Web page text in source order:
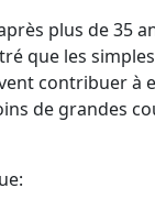
plus de 35
que les
contribuer à
de grandes